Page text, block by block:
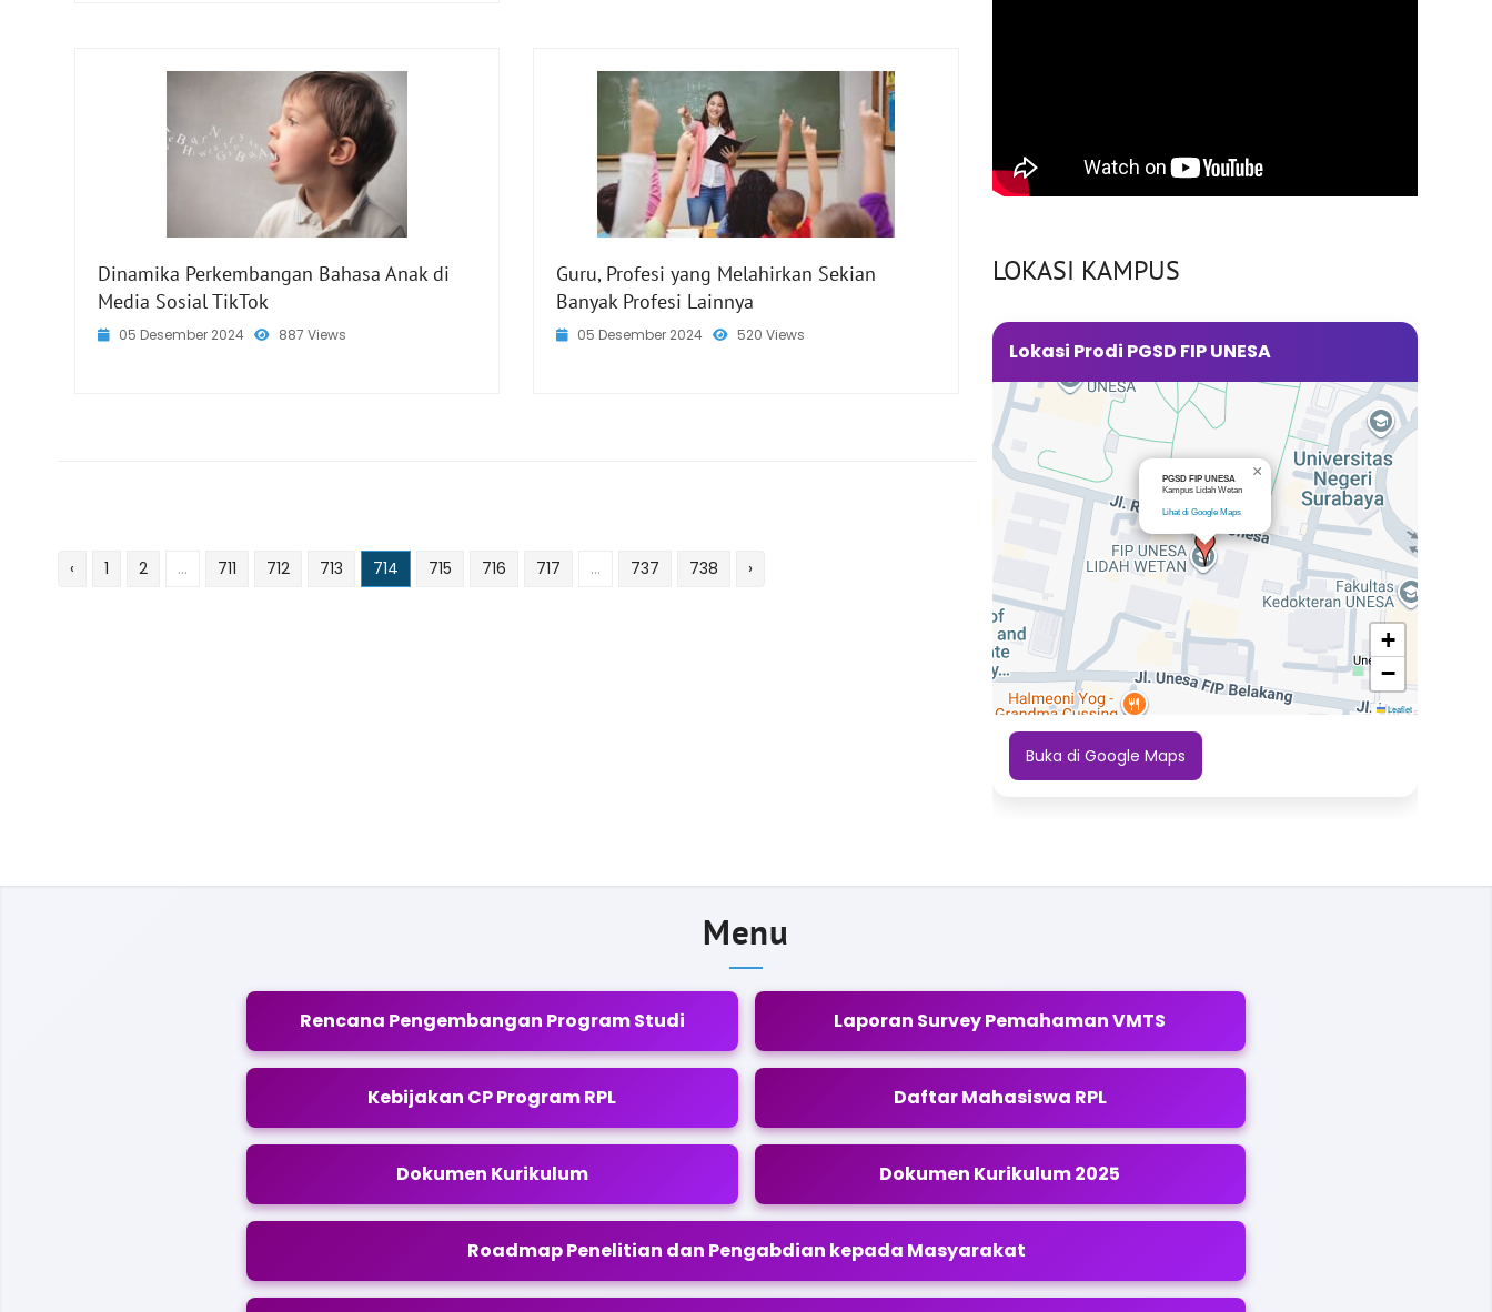
Dinamika Perkembangan Bahasa Anak di
Media Sosial TikTok
05 Desember 2024 887 Views
Guru, Profesi yang Melahirkan Sekian
Banyak Profesi Lainnya
05 Desember 2024 520 Views
‹ 1 2 ... 711 712 713 714 715 716 717 ... 737 738 ›
LOKASI KAMPUS
Lokasi Prodi PGSD FIP UNESA
PGSD FIP UNESA
Kampus Lidah Wetan
Lihat di Google Maps
×
+
−
Leaflet
Buka di Google Maps
Menu
Rencana Pengembangan Program Studi Laporan Survey Pemahaman VMTS
Kebijakan CP Program RPL Daftar Mahasiswa RPL
Dokumen Kurikulum Dokumen Kurikulum 2025
Roadmap Penelitian dan Pengabdian kepada Masyarakat